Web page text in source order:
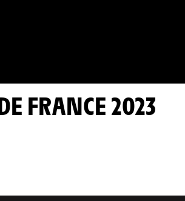
FRANCE 2023